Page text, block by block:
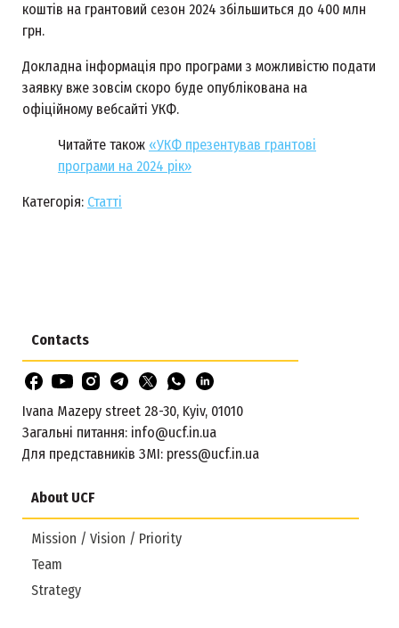
коштів на грантовий сезон 2024 збільшиться до 400 млн
грн.
Докладна інформація про програми з можливістю подати
заявку вже зовсім скоро буде опублікована на
офіційному вебсайті УКФ.
Читайте також «УКФ презентував грантові
програми на 2024 рік»
Категорія: Статті
About UCF
Mission / Vision / Priority
Team
Strategy
Contacts
Ivana Mazepy street 28-30, Kyiv, 01010
Загальні питання: info@ucf.in.ua
Для представників ЗМІ: press@ucf.in.ua